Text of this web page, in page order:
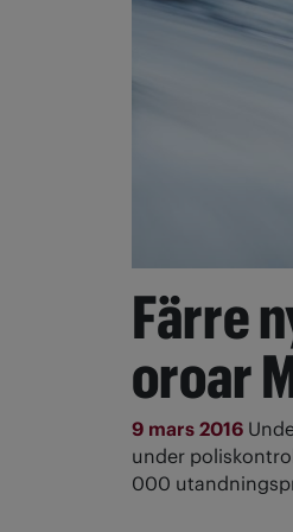
Färre
oroar
9 mars 2016
under
000